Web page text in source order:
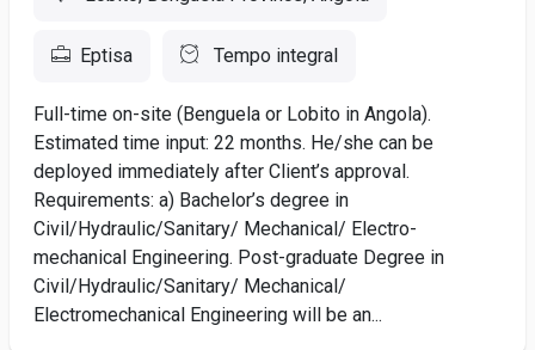
Eptisa Tempo integral
Full-time on-site (Benguela or Lobito in Angola).
Estimated time input: 22 months. He/she can be
deployed immediately after Client’s approval.
Requirements: a) Bachelor’s degree in
Civil/Hydraulic/Sanitary/ Mechanical/ Electro-
mechanical Engineering. Post-graduate Degree in
Civil/Hydraulic/Sanitary/ Mechanical/
Electromechanical Engineering will be an...